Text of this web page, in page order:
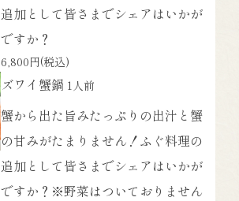
追加として皆さまでシェアはいかが
ですか？
6,800円(税込)
ズワイ蟹鍋 1人前
蟹から出た旨みたっぷりの出汁と蟹
の甘みがたまりません！ふぐ料理の
追加として皆さまでシェアはいかが
ですか？※野菜はついておりません